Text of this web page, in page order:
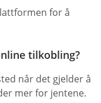
for å
tilkobling?
når det gjelder å
mer for jentene.